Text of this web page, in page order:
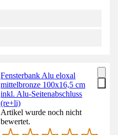
Fensterbank Alu eloxal
mittelbronze 100x16,5 cm
inkl. Alu-Seitenabschluss
(re+li)
Artikel wurde noch nicht
bewertet.